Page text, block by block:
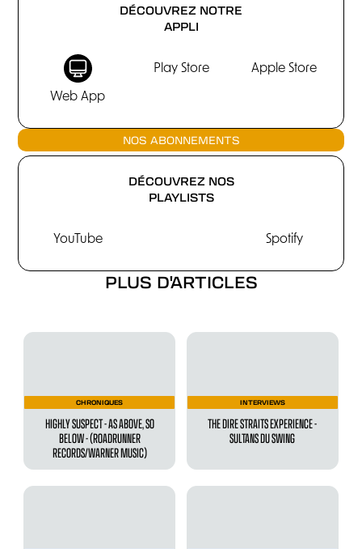
DÉCOUVREZ NOTRE
APPLI
Web App
Play Store Apple Store
NOS ABONNEMENTS
DÉCOUVREZ NOS
PLAYLISTS
YouTube Spotify
PLUS D'ARTICLES
CHRONIQUES
HIGHLY SUSPECT - AS ABOVE, SO
BELOW - (ROADRUNNER
RECORDS/WARNER MUSIC)
INTERVIEWS
THE DIRE STRAITS EXPERIENCE -
SULTANS DU SWING